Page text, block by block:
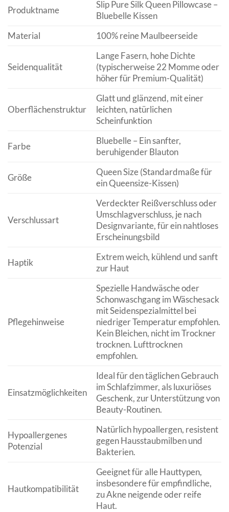
Produktname
Slip Pure Silk Queen Pillowcase –
Bluebelle Kissen
Material
100% reine Maulbeerseide
Seidenqualität
Lange Fasern, hohe Dichte
(typischerweise 22 Momme oder
höher für Premium-Qualität)
Oberflächenstruktur
Glatt und glänzend, mit einer
leichten, natürlichen
Scheinfunktion
Farbe
Bluebelle – Ein sanfter,
beruhigender Blauton
Größe
Queen Size (Standardmaße für
ein Queensize-Kissen)
Verschlussart
Verdeckter Reißverschluss oder
Umschlagverschluss, je nach
Designvariante, für ein nahtloses
Erscheinungsbild
Haptik
Extrem weich, kühlend und sanft
zur Haut
Pflegehinweise
Spezielle Handwäsche oder
Schonwaschgang im Wäschesack
mit Seidenspezialmittel bei
niedriger Temperatur empfohlen.
Kein Bleichen, nicht im Trockner
trocknen. Lufttrocknen
empfohlen.
Einsatzmöglichkeiten
Ideal für den täglichen Gebrauch
im Schlafzimmer, als luxuriöses
Geschenk, zur Unterstützung von
Beauty-Routinen.
Hypoallergenes
Potenzial
Natürlich hypoallergen, resistent
gegen Hausstaubmilben und
Bakterien.
Hautkompatibilität
Geeignet für alle Hauttypen,
insbesondere für empfindliche,
zu Akne neigende oder reife
Haut.